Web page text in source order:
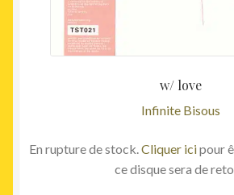
w/ love
Infinite Bisous
En rupture de stock. Cliquer icipour
ce disque sera de